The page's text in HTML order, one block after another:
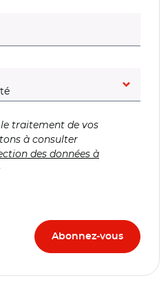
obligatoire)
traitement de vos
à consulter
des données à